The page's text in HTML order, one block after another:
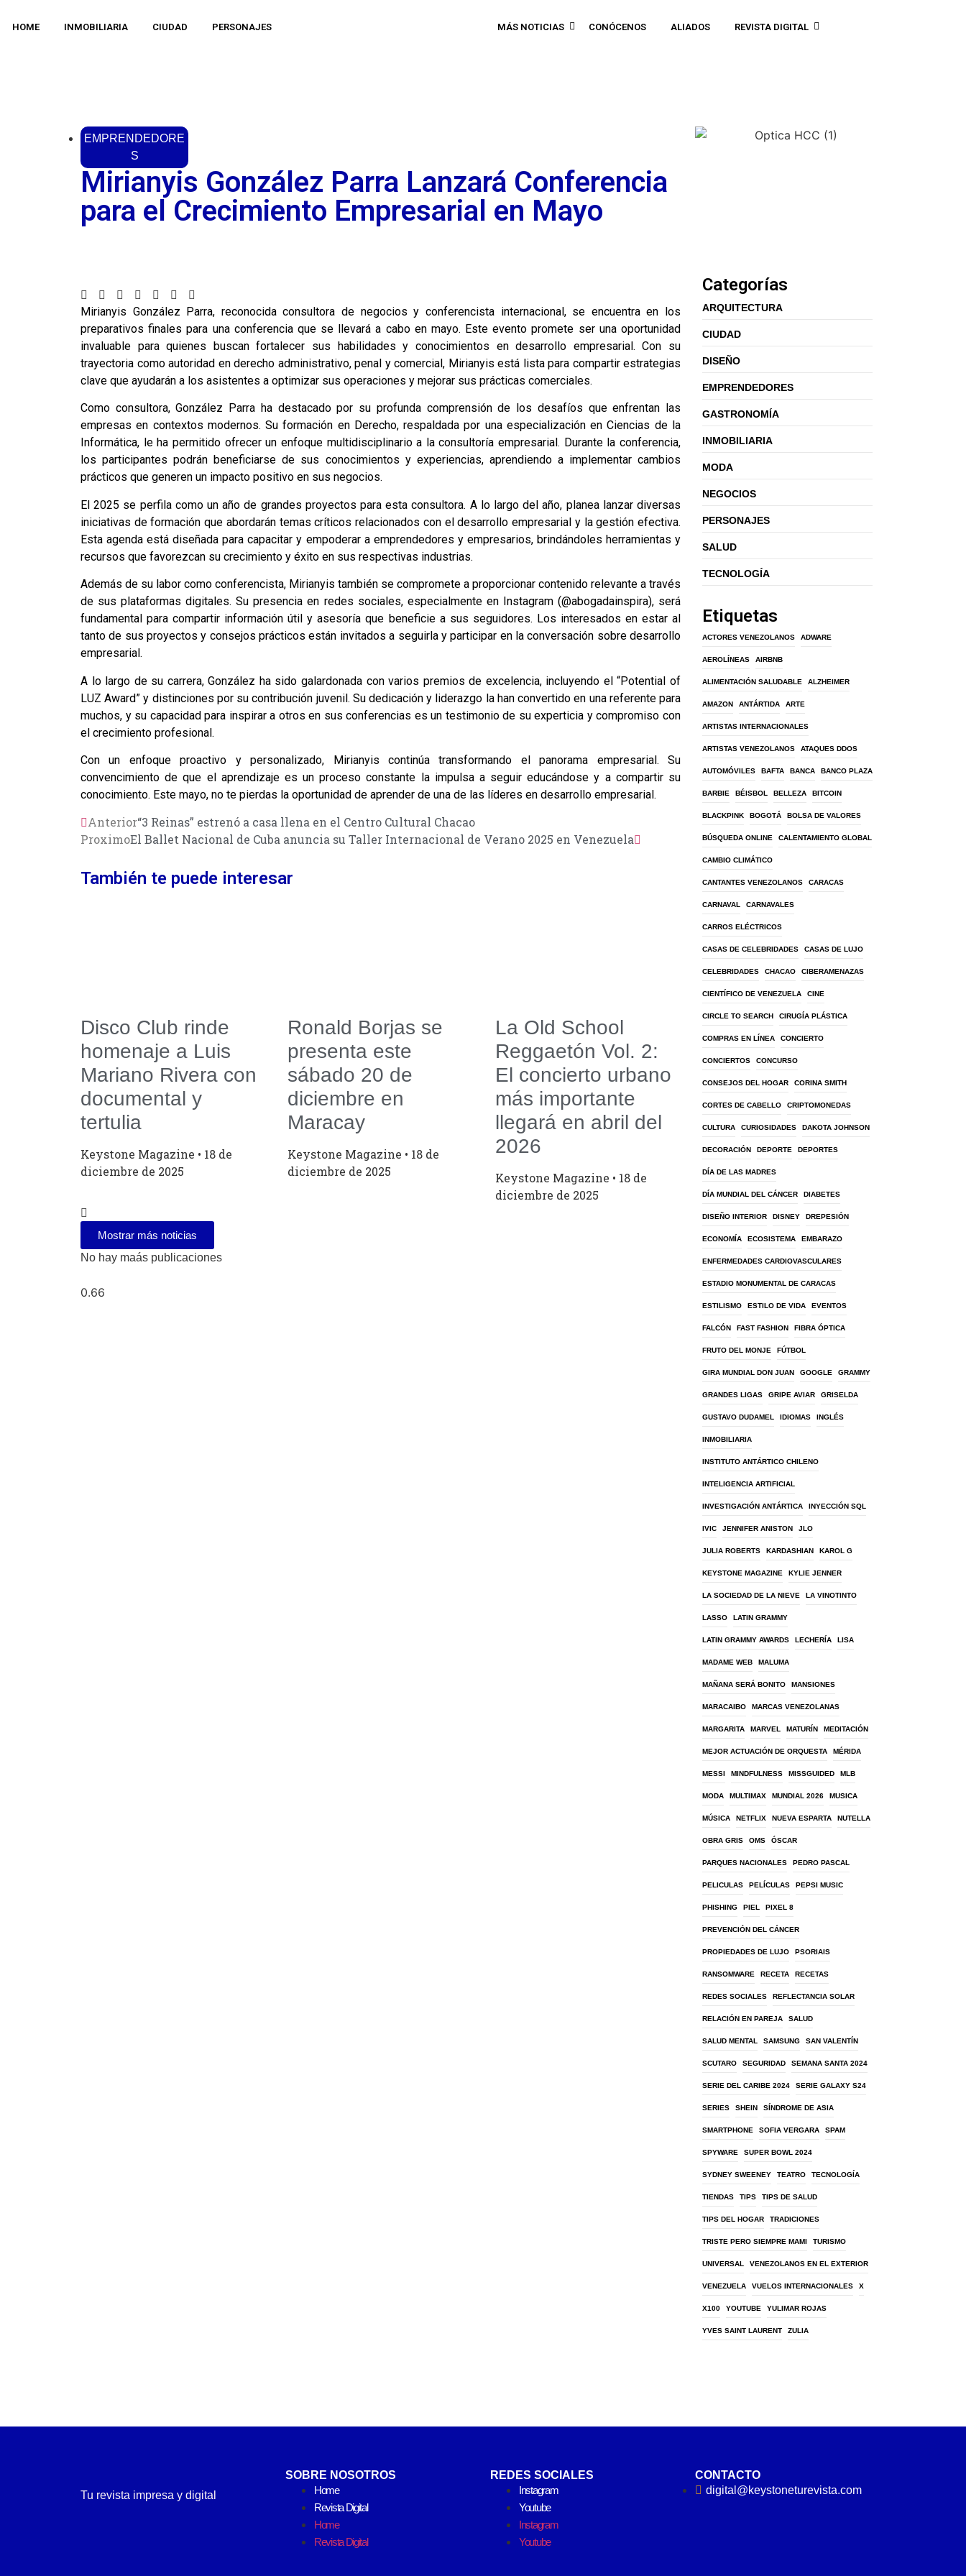
HOME INMOBILIARIA CIUDAD PERSONAJES MÁS NOTICIAS CONÓCENOS ALIADOS REVISTA DIGITAL
EMPRENDEDORE
S
Mirianyis González Parra Lanzará Conferencia
para el Crecimiento Empresarial en Mayo
Mirianyis González Parra, reconocida consultora de negocios y conferencista internacional, se encuentra en los
preparativos finales para una conferencia que se llevará a cabo en mayo. Este evento promete ser una oportunidad
invaluable para quienes buscan fortalecer sus habilidades y conocimientos en desarrollo empresarial. Con su
trayectoria como autoridad en derecho administrativo, penal y comercial, Mirianyis está lista para compartir estrategias
clave que ayudarán a los asistentes a optimizar sus operaciones y mejorar sus prácticas comerciales.
Como consultora, González Parra ha destacado por su profunda comprensión de los desafíos que enfrentan las
empresas en contextos modernos. Su formación en Derecho, respaldada por una especialización en Ciencias de la
Informática, le ha permitido ofrecer un enfoque multidisciplinario a la consultoría empresarial. Durante la conferencia,
los participantes podrán beneficiarse de sus conocimientos y experiencias, aprendiendo a implementar cambios
prácticos que generen un impacto positivo en sus negocios.
El 2025 se perfila como un año de grandes proyectos para esta consultora. A lo largo del año, planea lanzar diversas
iniciativas de formación que abordarán temas críticos relacionados con el desarrollo empresarial y la gestión efectiva.
Esta agenda está diseñada para capacitar y empoderar a emprendedores y empresarios, brindándoles herramientas y
recursos que favorezcan su crecimiento y éxito en sus respectivas industrias.
Además de su labor como conferencista, Mirianyis también se compromete a proporcionar contenido relevante a través
de sus plataformas digitales. Su presencia en redes sociales, especialmente en Instagram (@abogadainspira), será
fundamental para compartir información útil y asesoría que beneficie a sus seguidores. Los interesados en estar al
tanto de sus proyectos y consejos prácticos están invitados a seguirla y participar en la conversación sobre desarrollo
empresarial.
A lo largo de su carrera, González ha sido galardonada con varios premios de excelencia, incluyendo el “Potential of
LUZ Award” y distinciones por su contribución juvenil. Su dedicación y liderazgo la han convertido en una referente para
muchos, y su capacidad para inspirar a otros en sus conferencias es un testimonio de su experticia y compromiso con
el crecimiento profesional.
Con un enfoque proactivo y personalizado, Mirianyis continúa transformando el panorama empresarial. Su
convencimiento de que el aprendizaje es un proceso constante la impulsa a seguir educándose y a compartir su
conocimiento. Este mayo, no te pierdas la oportunidad de aprender de una de las líderes en desarrollo empresarial.
Anterior“3 Reinas” estrenó a casa llena en el Centro Cultural Chacao
ProximoEl Ballet Nacional de Cuba anuncia su Taller Internacional de Verano 2025 en Venezuela
También te puede interesar
Disco Club rinde
homenaje a Luis
Mariano Rivera con
documental y
tertulia
Keystone Magazine
18 de
diciembre de 2025
Ronald Borjas se
presenta este
sábado 20 de
diciembre en
Maracay
Keystone Magazine
18 de
diciembre de 2025
La Old School
Reggaetón Vol. 2:
El concierto urbano
más importante
llegará en abril del
2026
Keystone Magazine
18 de
diciembre de 2025
Mostrar más noticias
No hay maás publicaciones
Categorías
ARQUITECTURA
CIUDAD
DISEÑO
EMPRENDEDORES
GASTRONOMÍA
INMOBILIARIA
MODA
NEGOCIOS
PERSONAJES
SALUD
TECNOLOGÍA
Etiquetas
ACTORES VENEZOLANOS ADWARE
AEROLÍNEAS AIRBNB
ALIMENTACIÓN SALUDABLE ALZHEIMER
AMAZON ANTÁRTIDA ARTE
ARTISTAS INTERNACIONALES
ARTISTAS VENEZOLANOS ATAQUES DDOS
AUTOMÓVILES BAFTA BANCA BANCO PLAZA
BARBIE BÉISBOL BELLEZA BITCOIN
BLACKPINK BOGOTÁ BOLSA DE VALORES
BÚSQUEDA ONLINE CALENTAMIENTO GLOBAL
CAMBIO CLIMÁTICO
CANTANTES VENEZOLANOS CARACAS
CARNAVAL CARNAVALES
CARROS ELÉCTRICOS
CASAS DE CELEBRIDADES CASAS DE LUJO
CELEBRIDADES CHACAO CIBERAMENAZAS
CIENTÍFICO DE VENEZUELA CINE
CIRCLE TO SEARCH CIRUGÍA PLÁSTICA
COMPRAS EN LÍNEA CONCIERTO
CONCIERTOS CONCURSO
CONSEJOS DEL HOGAR CORINA SMITH
CORTES DE CABELLO CRIPTOMONEDAS
CULTURA CURIOSIDADES DAKOTA JOHNSON
DECORACIÓN DEPORTE DEPORTES
DÍA DE LAS MADRES
DÍA MUNDIAL DEL CÁNCER DIABETES
DISEÑO INTERIOR DISNEY DREPESIÓN
ECONOMÍA ECOSISTEMA EMBARAZO
ENFERMEDADES CARDIOVASCULARES
ESTADIO MONUMENTAL DE CARACAS
ESTILISMO ESTILO DE VIDA EVENTOS
FALCÓN FAST FASHION FIBRA ÓPTICA
FRUTO DEL MONJE FÚTBOL
GIRA MUNDIAL DON JUAN GOOGLE GRAMMY
GRANDES LIGAS GRIPE AVIAR GRISELDA
GUSTAVO DUDAMEL IDIOMAS INGLÉS
INMOBILIARIA
INSTITUTO ANTÁRTICO CHILENO
INTELIGENCIA ARTIFICIAL
INVESTIGACIÓN ANTÁRTICA INYECCIÓN SQL
IVIC JENNIFER ANISTON JLO
JULIA ROBERTS KARDASHIAN KAROL G
KEYSTONE MAGAZINE KYLIE JENNER
LA SOCIEDAD DE LA NIEVE LA VINOTINTO
LASSO LATIN GRAMMY
LATIN GRAMMY AWARDS LECHERÍA LISA
MADAME WEB MALUMA
MAÑANA SERÁ BONITO MANSIONES
MARACAIBO MARCAS VENEZOLANAS
MARGARITA MARVEL MATURÍN MEDITACIÓN
MEJOR ACTUACIÓN DE ORQUESTA MÉRIDA
MESSI MINDFULNESS MISSGUIDED MLB
MODA MULTIMAX MUNDIAL 2026 MUSICA
MÚSICA NETFLIX NUEVA ESPARTA NUTELLA
OBRA GRIS OMS ÓSCAR
PARQUES NACIONALES PEDRO PASCAL
PELICULAS PELÍCULAS PEPSI MUSIC
PHISHING PIEL PIXEL 8
PREVENCIÓN DEL CÁNCER
PROPIEDADES DE LUJO PSORIAIS
RANSOMWARE RECETA RECETAS
REDES SOCIALES REFLECTANCIA SOLAR
RELACIÓN EN PAREJA SALUD
SALUD MENTAL SAMSUNG SAN VALENTÍN
SCUTARO SEGURIDAD SEMANA SANTA 2024
SERIE DEL CARIBE 2024 SERIE GALAXY S24
SERIES SHEIN SÍNDROME DE ASIA
SMARTPHONE SOFIA VERGARA SPAM
SPYWARE SUPER BOWL 2024
SYDNEY SWEENEY TEATRO TECNOLOGÍA
TIENDAS TIPS TIPS DE SALUD
TIPS DEL HOGAR TRADICIONES
TRISTE PERO SIEMPRE MAMI TURISMO
UNIVERSAL VENEZOLANOS EN EL EXTERIOR
VENEZUELA VUELOS INTERNACIONALES X
X100 YOUTUBE YULIMAR ROJAS
YVES SAINT LAURENT ZULIA
Tu revista impresa y digital
SOBRE NOSOTROS
Home
Revista Digital
Home
Revista Digital
REDES SOCIALES
Instagram
Youtube
Instagram
Youtube
CONTACTO
digital@keystoneturevista.com